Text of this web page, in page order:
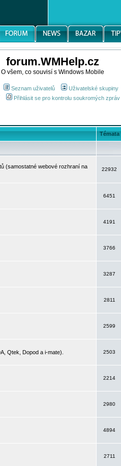
forum.WMHelp.cz
O všem, co souvisí s Windows Mobile
Seznam uživatelů Uživatelské skupiny
Přihlásit se pro kontrolu soukromých zpráv
Témata
(samostatné webové rozhraní na
22932
6451
4191
3766
3287
2811
2599
Qtek, Dopod a i-mate).
2503
2214
2980
4894
2711